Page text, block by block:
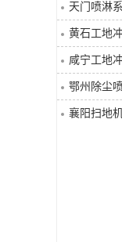
洒水车
洗地机
吸尘器
天门喷淋
黄石工地
咸宁工地
鄂州除尘
襄阳扫地